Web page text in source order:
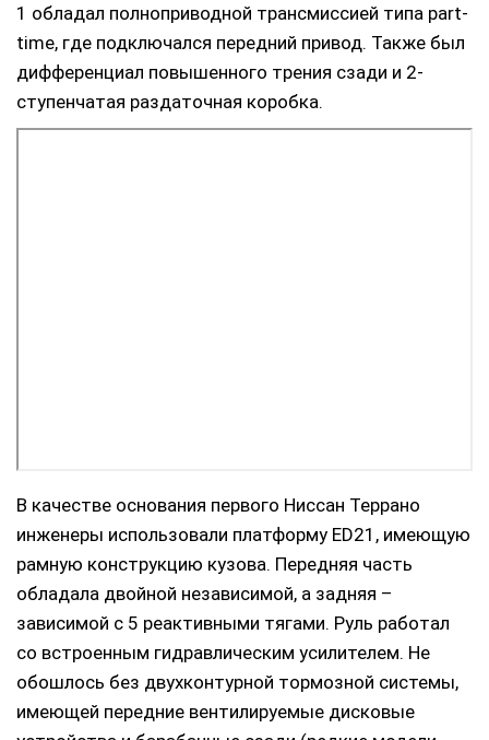
1 обладал полноприводной трансмиссией типа part-
time, где подключался передний привод. Также был
дифференциал повышенного трения сзади и 2-
ступенчатая раздаточная коробка.
В качестве основания первого Ниссан Террано
инженеры использовали платформу ED21, имеющую
рамную конструкцию кузова. Передняя часть
обладала двойной независимой, а задняя –
зависимой с 5 реактивными тягами. Руль работал
со встроенным гидравлическим усилителем. Не
обошлось без двухконтурной тормозной системы,
имеющей передние вентилируемые дисковые